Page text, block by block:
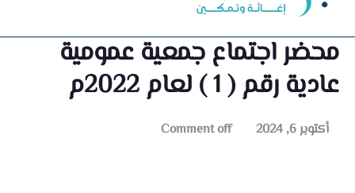
محضر اجتماع جمعية عمومية
عادية رقم ( 1 ) لعام 2022م
أكتوبر 6, 2024 Comment off